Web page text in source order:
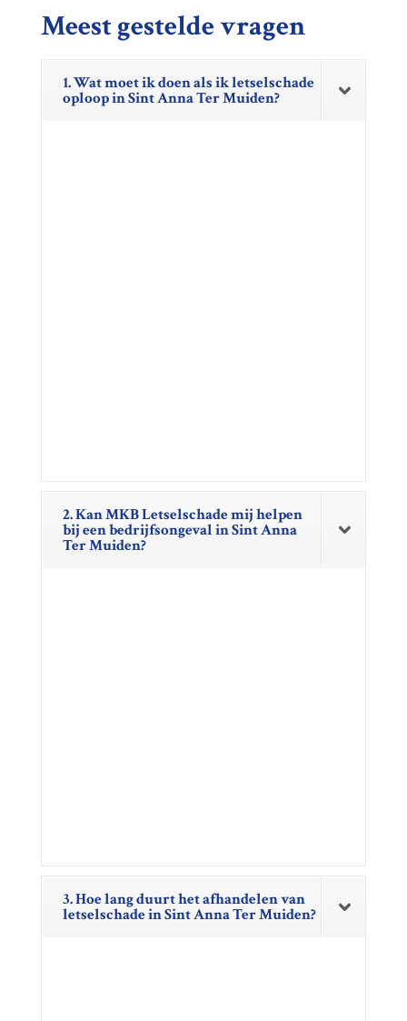
Meest gestelde vragen
1. Wat moet ik doen als ik letselschade
oploop in Sint Anna Ter Muiden?
2. Kan MKB Letselschade mij helpen
bij een bedrijfsongeval in Sint Anna
Ter Muiden?
3. Hoe lang duurt het afhandelen van
letselschade in Sint Anna Ter Muiden?